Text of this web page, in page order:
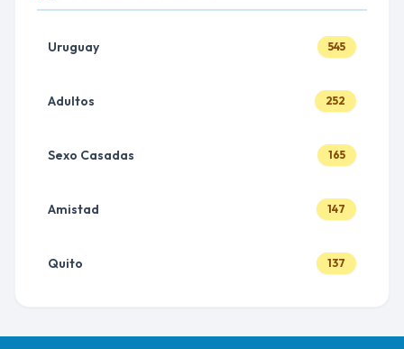
Uruguay 545
Adultos 252
Sexo Casadas 165
Amistad 147
Quito 137